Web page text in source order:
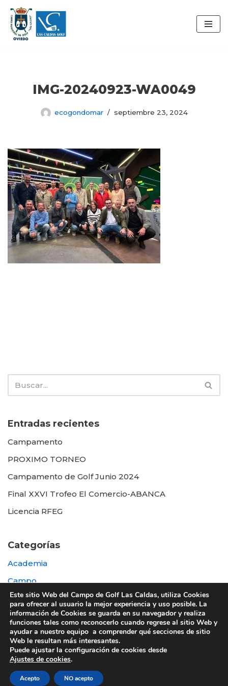
Saltar
al
IMG-20240923-WA0049
ecogondomar septiembre 23, 2024
Entradas recientes
Campamento
PROXIMO TORNEO
Campamento de Golf Junio 2024
Final XXVI Trofeo El Comercio-ABANCA
Licencia RFEG
Categorías
Academia
Campo
Destacada
Otras
© 2022 UTE GOLF LAS CALDAS -
Este sitio Web del Campo de Golf Las Caldas, utiliza Cookies
para ofrecer al usuario la mejor experiencia y uso posible. La
información de Cookies se guarda en su navegador y realiza
funciones tales como reconocerlo cuando regrese al sitio Web y
ayudar a nuestro equipo a comprender qué secciones de sitio
Web le resultan más interesantes.
Puede ajustar la configuración de cookies desde
Ajustes de cookies.
Acepto NO acepto